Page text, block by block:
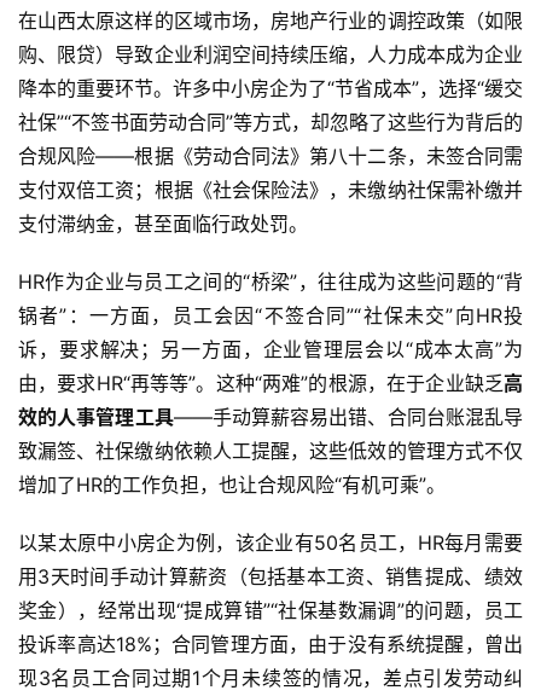
在山西太原这样的区域市场，房地产行业的调控政策（如限
购、限贷）导致企业利润空间持续压缩，人力成本成为企业
降本的重要环节。许多中小房企为了“节省成本”，选择“缓交
社保”“不签书面劳动合同”等方式，却忽略了这些行为背后的
合规风险——根据《劳动合同法》第八十二条，未签合同需
支付双倍工资；根据《社会保险法》，未缴纳社保需补缴并
支付滞纳金，甚至面临行政处罚。
HR作为企业与员工之间的“桥梁”，往往成为这些问题的“背
锅者”：一方面，员工会因“不签合同”“社保未交”向HR投
诉，要求解决；另一方面，企业管理层会以“成本太高”为
由，要求HR“再等等”。这种“两难”的根源，在于企业缺乏高
效的人事管理工具——手动算薪容易出错、合同台账混乱导
致漏签、社保缴纳依赖人工提醒，这些低效的管理方式不仅
增加了HR的工作负担，也让合规风险“有机可乘”。
以某太原中小房企为例，该企业有50名员工，HR每月需要
用3天时间手动计算薪资（包括基本工资、销售提成、绩效
奖金），经常出现“提成算错”“社保基数漏调”的问题，员工
投诉率高达18%；合同管理方面，由于没有系统提醒，曾出
现3名员工合同过期1个月未续签的情况，差点引发劳动纠